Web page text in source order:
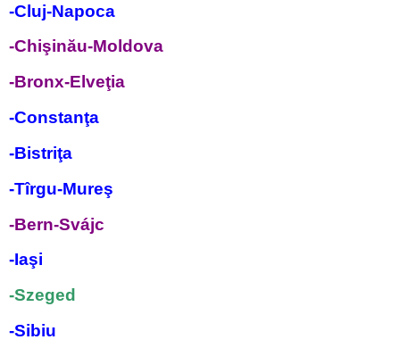
-Cluj-Napoca
-Chişinău-Moldova
-Bronx-Elveţia
-Constanţa
-Bistriţa
-Tîrgu-Mureş
-Bern-Svájc
-Iaşi
-Szeged
-Sibiu